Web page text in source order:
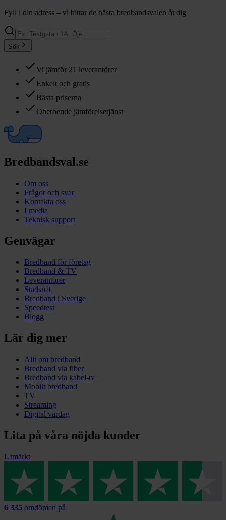
Fyll i din adress – vi hittar de bästa bredbandsvalen åt dig
Sök
Vi jämför 21 leverantörer
Enkelt och gratis
Bästa priserna
Oberoende jämförelsetjänst
Bredbandsval.se
Om oss
Frågor och svar
Kontakta oss
I media
Teknisk support
Genvägar
Bredband för företag
Bredband & TV
Leverantörer
Stadsnät
Bredband i Sverige
Speedtest
Blogg
Lär dig mer
Allt om bredband
Bredband via fiber
Bredband via kabel-tv
Mobilt bredband
TV
Streaming
Digital vardag
Lita på våra nöjda kunder
Utmärkt
6 335 omdömen på